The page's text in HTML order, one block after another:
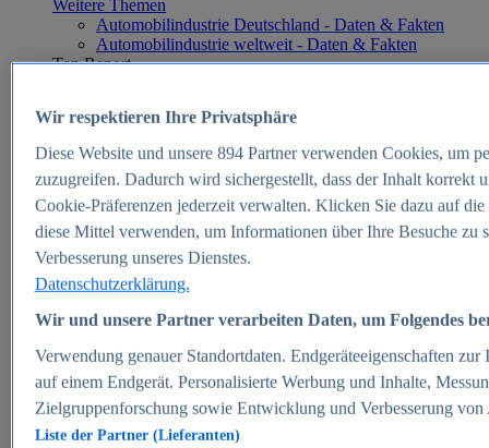
Weitere Themen
Automobilindustrie Deutschland - Daten & Fakten
Automobilindustrie weltweit - Daten & Fakten
Top Report
Zum Report
E-commerce
Beliebte Statistiken
Aktuelle Statistiken
E-Commerce - Entwicklung des Umsatzes in
Deutschland 1999-2025
Umsatz von Amazon in Deutschland und weltweit
2010-2025
B2C-E-Commerce: Top-50 Online Shops in
Deutschland 2024
Marktanteile von Online-Zahlungsverfahren in
Deutschland 2024
Umsatzstarke Warengruppen im Online-Handel in
Deutschland 2023-2025
Wir respektieren Ihre Privatsphäre
Diese Website und unsere 894Partner verwenden Cookies, um
zuzugreifen. Dadurch wird sichergestellt, dass der Inhalt korrekt
Cookie-Präferenzen jederzeit verwalten. Klicken Sie dazu auf
diese Mittel verwenden, um Informationen über Ihre Besuche
Verbesserung unseres Dienstes.
Datenschutzerklärung.
Wir und unsere Partner verarbeiten Daten, um Folgendes
Verwendung genauer Standortdaten. Endgeräteeigenschaften
auf einem Endgerät. Personalisierte Werbung und Inhalte,
Zielgruppenforschung sowie Entwicklung und Verbesserung von
Liste der Partner (Lieferanten)